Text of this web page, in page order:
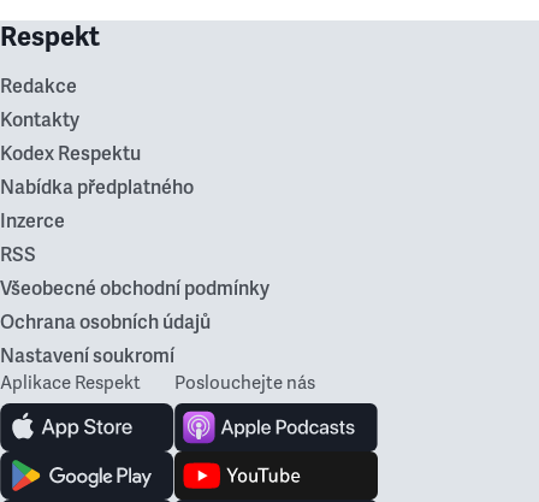
Respekt
Redakce
Kontakty
Kodex Respektu
Nabídka předplatného
Inzerce
RSS
Všeobecné obchodní podmínky
Ochrana osobních údajů
Nastavení soukromí
Aplikace Respekt Poslouchejte nás